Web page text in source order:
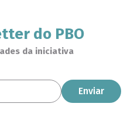
do PBO
da iniciativa